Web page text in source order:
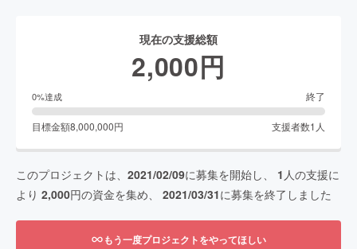
現在の支援総額
2,000円
0%達成 終了
目標金額8,000,000円 支援者数1 人
このプロジェクトは、 2021/02/09に募集を開始し、 1 人の支援に
より 2,000円の資金を集め、 2021/03/31に募集を終了しました
もう一度プロジェクトをやってほしい